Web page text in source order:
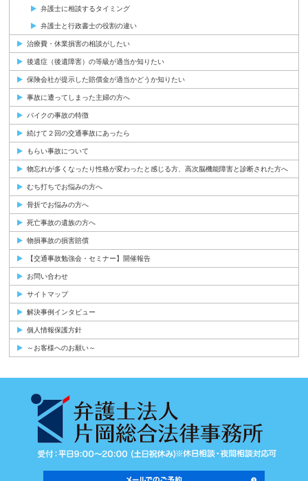
弁護士に相談するタイミング
弁護士と行政書士の役割の違い
治療費・休業損害の相談がしたい
後遺症（後遺障害）の等級が適当か知りたい
保険会社が提示した賠償金が適当かどうか知りたい
事故に遭ってしまった主婦の方へ
バイクの事故の特徴
続けて２回の交通事故にあったら
もらい事故について
物忘れが多くなったり性格が変わったと感じる方、高次脳機能障害と診断された方へ
むち打ちでお悩みの方へ
骨折でお悩みの方へ
死亡事故の遺族の方へ
物損事故の損害賠償
【交通事故勉強会・セミナー】開催報告
お問い合わせ
サイトマップ
解決事例インタビュー
個人情報保護方針
～お客様へのお願い～